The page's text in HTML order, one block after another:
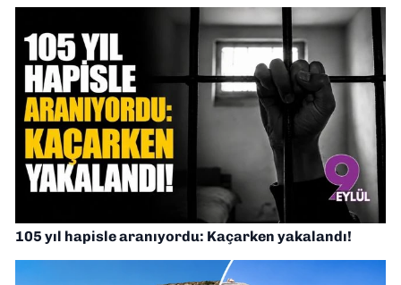
105 yıl hapisle aranıyordu: Kaçarken yakalandı!